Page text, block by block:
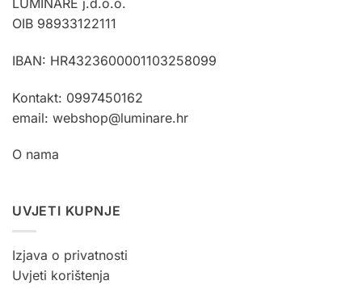
LUMINARE j.d.o.o.
OIB 98933122111
IBAN: HR4323600001103258099
Kontakt: 0997450162
email: webshop@luminare.hr
O nama
UVJETI KUPNJE
Izjava o privatnosti
Uvjeti korištenja